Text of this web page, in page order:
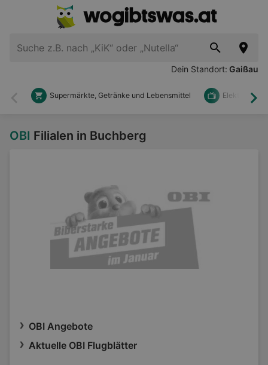
Dein Standort: Gaißau
Zurück
Supermärkte, Getränke und Lebensmittel Elektronik
OBI Filialen in Buchberg
OBI Angebote
Aktuelle OBI Flugblätter